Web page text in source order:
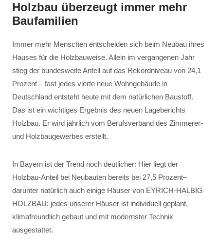
Holzbau überzeugt immer mehr
Baufamilien
Immer mehr Menschen entscheiden sich beim Neubau ihres
Hauses für die Holzbauweise. Allein im vergangenen Jahr
stieg der bundesweite Anteil auf das Rekordniveau von 24,1
Prozent – fast jedes vierte neue Wohngebäude in
Deutschland entsteht heute mit dem natürlichen Baustoff.
Das ist ein wichtiges Ergebnis des neuen Lageberichts
Holzbau. Er wird jährlich vom Berufsverband des Zimmerer-
und Holzbaugewerbes erstellt.
In Bayern ist der Trend noch deutlicher: Hier liegt der
Holzbau-Anteil bei Neubauten bereits bei 27,5 Prozent–
darunter natürlich auch einige Häuser von EYRICH-HALBIG
HOLZBAU: jedes unserer Häuser ist individuell geplant,
klimafreundlich gebaut und mit modernster Technik
ausgestattet.